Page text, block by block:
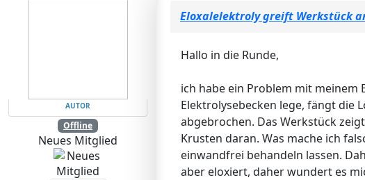
AUTOR
Offline
Neues Mitglied
Eloxalelektroly greift Werkstück
Hallo in die Runde,
ich habe ein Problem mit meinem
Elektrolysebecken lege, fängt die
abgebrochen. Das Werkstück
Krusten daran. Was mache ich
einwandfrei behandeln lassen.
aber eloxiert, daher wundert es